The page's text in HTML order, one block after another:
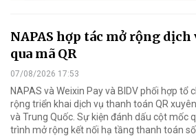
NAPAS hợp tác mở rộng
qua mã QR
07/08/2026 17:53
NAPAS và Weixin Pay và BIDV phối hợp tổ
rộng triển khai dịch vụ thanh toán QR
và Trung Quốc. Sự kiện đánh dấu cột mốc
trình mở rộng kết nối hạ tầng thanh toán